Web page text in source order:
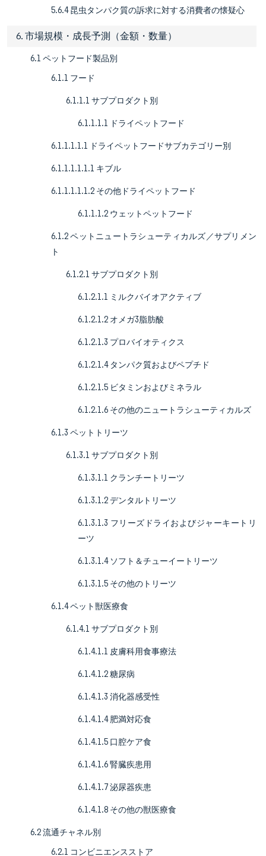
5.6.4 昆虫タンパク質の訴求に対する消費者の懐疑心
6. 市場規模・成長予測（金額・数量）
6.1 ペットフード製品別
6.1.1 フード
6.1.1.1 サブプロダクト別
6.1.1.1.1 ドライペットフード
6.1.1.1.1.1 ドライペットフードサブカテゴリー別
6.1.1.1.1.1.1 キブル
6.1.1.1.1.1.2 その他ドライペットフード
6.1.1.1.2 ウェットペットフード
6.1.2 ペットニュートラシューティカルズ／サプリメン
ト
6.1.2.1 サブプロダクト別
6.1.2.1.1 ミルクバイオアクティブ
6.1.2.1.2 オメガ3脂肪酸
6.1.2.1.3 プロバイオティクス
6.1.2.1.4 タンパク質およびペプチド
6.1.2.1.5 ビタミンおよびミネラル
6.1.2.1.6 その他のニュートラシューティカルズ
6.1.3 ペットトリーツ
6.1.3.1 サブプロダクト別
6.1.3.1.1 クランチートリーツ
6.1.3.1.2 デンタルトリーツ
6.1.3.1.3 フリーズドライおよびジャーキートリ
ーツ
6.1.3.1.4 ソフト＆チューイートリーツ
6.1.3.1.5 その他のトリーツ
6.1.4 ペット獣医療食
6.1.4.1 サブプロダクト別
6.1.4.1.1 皮膚科用食事療法
6.1.4.1.2 糖尿病
6.1.4.1.3 消化器感受性
6.1.4.1.4 肥満対応食
6.1.4.1.5 口腔ケア食
6.1.4.1.6 腎臓疾患用
6.1.4.1.7 泌尿器疾患
6.1.4.1.8 その他の獣医療食
6.2 流通チャネル別
6.2.1 コンビニエンスストア